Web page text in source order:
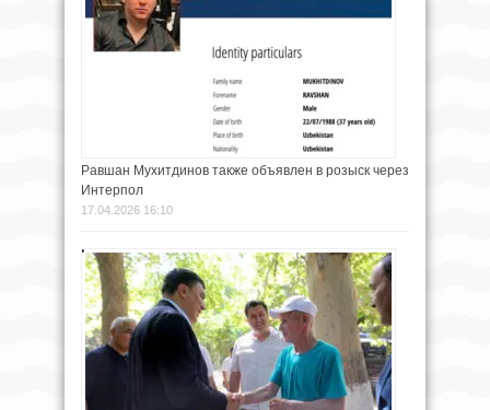
Равшан Мухитдинов также объявлен в розыск через
Интерпол
17.04.2026 16:10